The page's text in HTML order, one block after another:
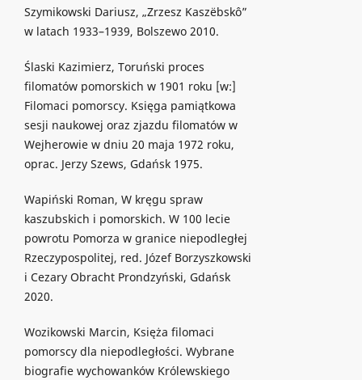
Szymikowski Dariusz, „Zrzesz Kaszëbskô”
w latach 1933–1939, Bolszewo 2010.
Ślaski Kazimierz, Toruński proces
filomatów pomorskich w 1901 roku [w:]
Filomaci pomorscy. Księga pamiątkowa
sesji naukowej oraz zjazdu filomatów w
Wejherowie w dniu 20 maja 1972 roku,
oprac. Jerzy Szews, Gdańsk 1975.
Wapiński Roman, W kręgu spraw
kaszubskich i pomorskich. W 100 lecie
powrotu Pomorza w granice niepodległej
Rzeczypospolitej, red. Józef Borzyszkowski
i Cezary Obracht Prondzyński, Gdańsk
2020.
Wozikowski Marcin, Księża filomaci
pomorscy dla niepodległości. Wybrane
biografie wychowanków Królewskiego